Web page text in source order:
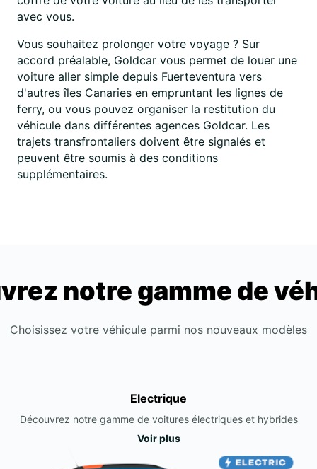
avec vous.
Vous souhaitez prolonger votre voyage ? Sur
accord préalable, Goldcar vous permet de louer une
voiture aller simple depuis Fuerteventura vers
d'autres îles Canaries en empruntant les lignes de
ferry, ou vous pouvez organiser la restitution du
véhicule dans différentes agences Goldcar. Les
trajets transfrontaliers doivent être signalés et
peuvent être soumis à des conditions
supplémentaires.
notre gamme de
Choisissez votre véhicule parmi nos nouveaux modèles
Electrique
Découvrez notre gamme de voitures électriques et hybrides
Voir plus